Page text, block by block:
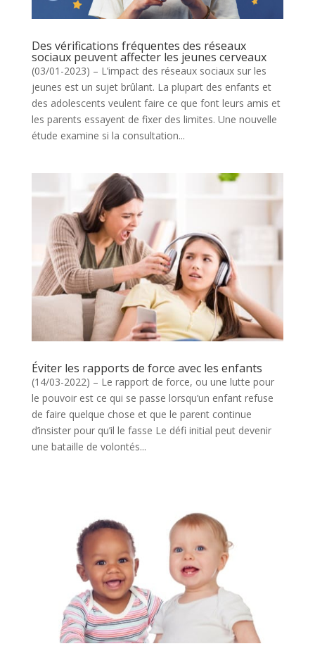
Des vérifications fréquentes des réseaux
sociaux peuvent affecter les jeunes cerveaux
(03/01-2023) – L’impact des réseaux sociaux sur les
jeunes est un sujet brûlant. La plupart des enfants et
des adolescents veulent faire ce que font leurs amis et
les parents essayent de fixer des limites. Une nouvelle
étude examine si la consultation...
Éviter les rapports de force avec les enfants
(14/03-2022) – Le rapport de force, ou une lutte pour
le pouvoir est ce qui se passe lorsqu’un enfant refuse
de faire quelque chose et que le parent continue
d’insister pour qu’il le fasse Le défi initial peut devenir
une bataille de volontés...